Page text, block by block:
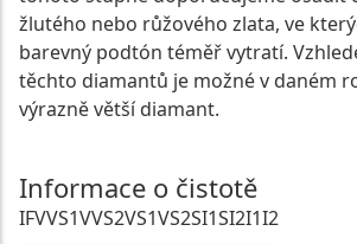
žlutého nebo růžového zlata, ve
barevný podtón téměř vytratí.
těchto diamantů je možné v daném
výrazně větší diamant.
Informace o čistotě
IFVVS1VVS2VS1VS2SI1SI2I1I2